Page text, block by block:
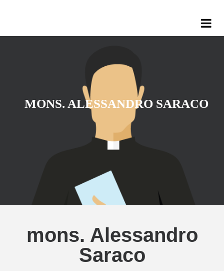
MONS. ALESSANDRO SARACO
mons. Alessandro
Saraco